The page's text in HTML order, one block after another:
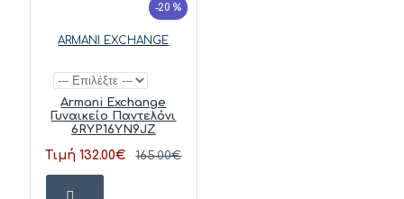
-20 %
ARMANI EXCHANGE
Armani Exchange
Γυναικείο Παντελόνι
6RYP16YN9JZ
Τιμή 132.00€ 165.00€